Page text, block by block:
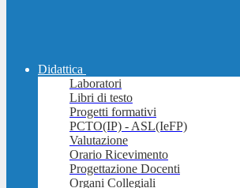
Didattica
Laboratori
Libri di testo
Progetti formativi
PCTO(IP) - ASL(IeFP)
Valutazione
Orario Ricevimento
Progettazione Docenti
Organi Collegiali